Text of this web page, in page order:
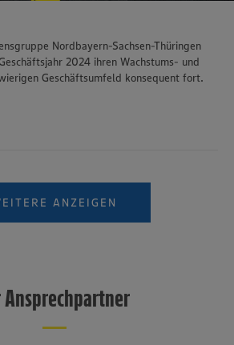
Nordbayern-Sachsen-Thüringen
2024 ihren Wachstums- und
Geschäftsumfeld konsequent fort.
ANZEIGEN